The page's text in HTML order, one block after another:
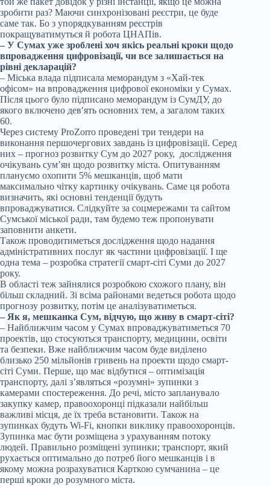
зробити раз? Маючи синхронізовані реєстри, це буде
саме так. Бо з упорядкуванням реєстрів
покращуватимуться й робота ЦНАПів.
– У Сумах уже зроблені хоч якісь реальні кроки щодо
впровадження цифровізації, чи все залишається на
рівні декларацій?
– Міська влада підписала меморандум з «Хай-тек
офісом» на впровадження цифрової економіки у Сумах.
Після цього було підписано меморандум із СумДУ, до
якого включено дев′ять основних тем, а загалом таких
60.
Через систему ProZorro проведені три тендери на
виконання першочергових завдань із цифровізації. Серед
них – прогноз розвитку Сум до 2027 року, дослідження
очікувань сум’ян щодо розвитку міста. Опитуванням
плануємо охопити 5% мешканців, щоб мати
максимально чітку картинку очікувань. Саме ця робота
визначить, які основні тенденції будуть
впроваджуватися. Слідкуйте за соцмережами та сайтом
Сумської міської ради, там будемо теж пропонувати
заповнити анкети.
Також проводитиметься дослідження щодо надання
адміністративних послуг як частини цифровізації. І ще
одна тема – розробка стратегії смарт-сіті Суми до 2027
року.
В області теж зайнялися розробкою схожого плану, він
більш складний. Зі всіма районами ведеться робота щодо
прогнозу розвитку, потім це аналізуватиметься.
– Як я, мешканка Сум, відчую, що живу в смарт-сіті?
– Найближчим часом у Сумах впроваджуватиметься 70
проектів, що стосуються транспорту, медицини, освіти
та безпеки. Вже найближчим часом буде виділено
близько 250 мільйонів гривень на проекти щодо смарт-
сіті Суми. Перше, що має відбутися – оптимізація
транспорту, далі з’являться «розумні» зупинки з
камерами спостереження. До речі, місто запланувало
закупку камер, правоохоронці підказали найбільш
важливі місця, де їх треба встановити. Також на
зупинках будуть Wi-Fi, кнопки виклику правоохоронців.
Зупинка має бути розміщена з урахуванням потоку
людей. Правильно розміщені зупинки; транспорт, який
рухається оптимально до потреб його мешканців і в
якому можна розрахуватися Карткою сумчанина – це
перші кроки до розумного міста.